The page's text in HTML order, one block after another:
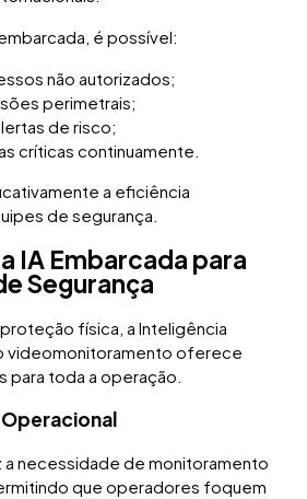
é possível:
não autorizados;
perimetrais;
de risco;
críticas continuamente.
a eficiência
de segurança.
IA Embarcada para
Segurança
física, a Inteligência
videomonitoramento oferece
para toda a operação.
a necessidade de monitoramento
que operadores foquem